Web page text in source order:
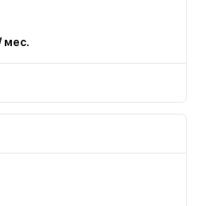
мес.